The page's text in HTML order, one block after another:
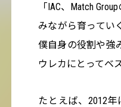
「IAC、Match
みながら育ってい
僕自身の役割や強
ウレカにとってベ
たとえば、2012